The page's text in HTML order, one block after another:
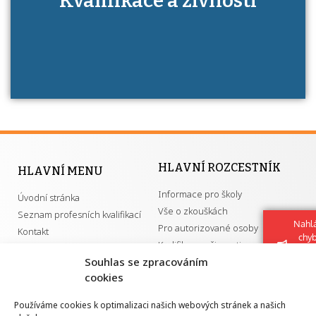
Souhlas se zpracováním
cookies
Používáme cookies k optimalizaci našich webových stránek a našich
má získání autorizace?
HLAVNÍ MENU
Úvodní stránka
Seznam profesních kvalifikací
Kontakt
HLAVNÍ ROZCESTNÍK
Informace pro školy
Vše o zkouškách
Pro autorizované osoby
Kvalifikace a živnosti